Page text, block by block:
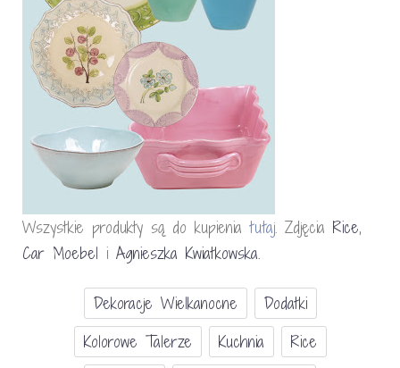
Wszystkie produkty są do kupieniatutaj. Zdjęcia Rice,
Car Moebel i Agnieszka Kwiatkowska.
Dekoracje Wielkanocne
Dodatki
Kolorowe Talerze
Kuchnia
Rice